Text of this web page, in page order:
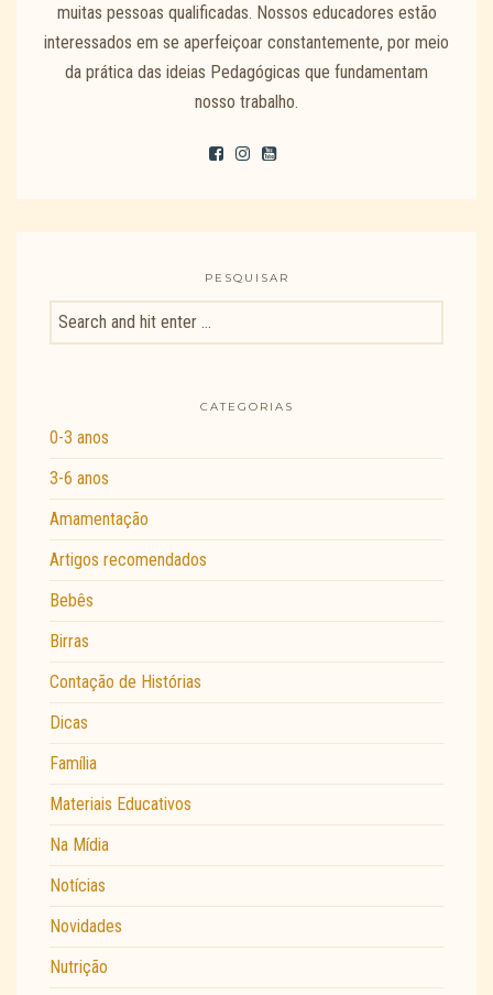
muitas pessoas qualificadas. Nossos educadores estão
interessados em se aperfeiçoar constantemente, por meio
da prática das ideias Pedagógicas que fundamentam
nosso trabalho.
PESQUISAR
CATEGORIAS
0-3 anos
3-6 anos
Amamentação
Artigos recomendados
Bebês
Birras
Contação de Histórias
Dicas
Família
Materiais Educativos
Na Mídia
Notícias
Novidades
Nutrição